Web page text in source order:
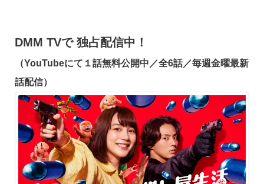
DMM TVで 独占配信中！
（YouTubeにて１話無料公開中／全6話／毎週金曜最新
話配信）